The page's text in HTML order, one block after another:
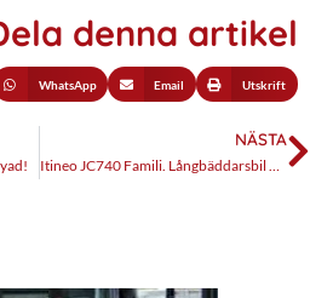
denna artikel
WhatsApp Email Utskrift
NÄSTA
Itineo JC740 Famili. Långbäddarsbil med unik finess.